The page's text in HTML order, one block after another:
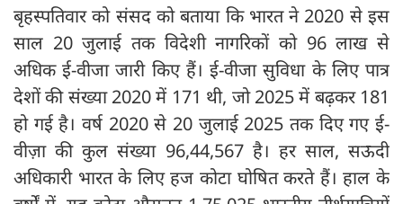
बृहस्पतिवार को संसद को बताया कि भारत ने 2020 से इस
साल 20 जुलाई तक विदेशी नागरिकों को 96 लाख से
अधिक ई-वीजा जारी किए हैं। ई-वीजा सुविधा के लिए पात्र
देशों की संख्या 2020 में 171 थी, जो 2025 में बढ़कर 181
हो गई है। वर्ष 2020 से 20 जुलाई 2025 तक दिए गए ई-
वीज़ा की कुल संख्या 96,44,567 है। हर साल, सऊदी
अधिकारी भारत के लिए हज कोटा घोषित करते हैं। हाल के